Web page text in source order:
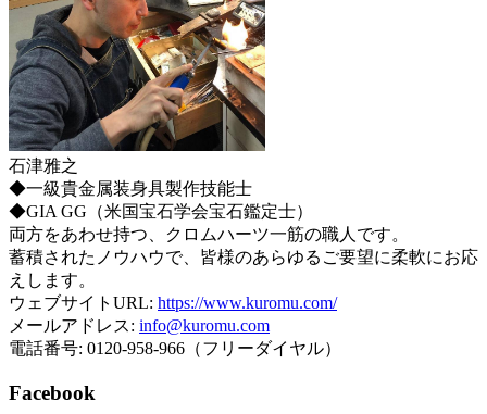
石津雅之
◆一級貴金属装身具製作技能士
◆GIA GG（米国宝石学会宝石鑑定士）
両方をあわせ持つ、クロムハーツ一筋の職人です。
蓄積されたノウハウで、皆様のあらゆるご要望に柔軟にお応
えします。
ウェブサイトURL: https://www.kuromu.com/
メールアドレス: info@kuromu.com
電話番号: 0120-958-966（フリーダイヤル）
Facebook